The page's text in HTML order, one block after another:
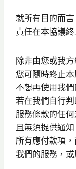
就所有目的而
責任在本協議終
除非由您或我
您可隨時終止
不想再使用我
若在我們自行
服務條款的任
且無須提供通
所有應付款項
我們的服務，或